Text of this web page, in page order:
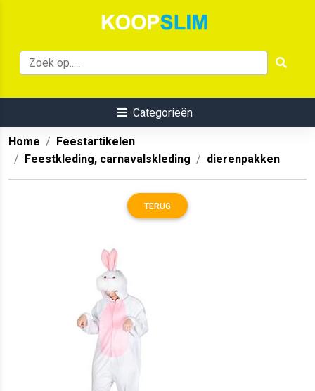
Categorieën
Home
Feestartikelen
Feestkleding, carnavalskleding
dierenpakken
TERUG